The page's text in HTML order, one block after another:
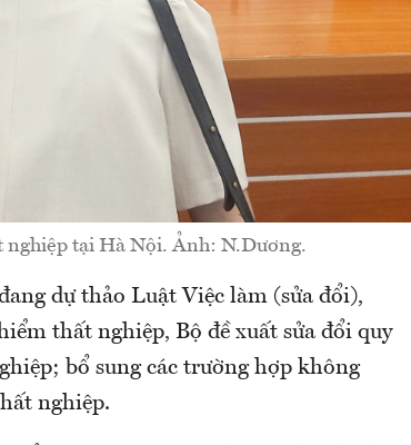
nghiệp tại Hà Nội. Ảnh: N.Dương.
dự thảo Luật Việc làm (sửa đổi),
thất nghiệp, Bộ đề xuất sửa đổi quy
bổ sung các trường hợp không
nghiệp.